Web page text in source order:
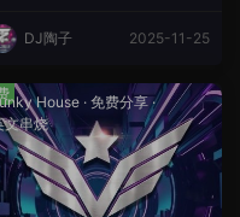
DJ陶子 2025-11-25
House · 免费分享·
文串烧